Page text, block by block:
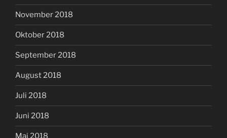
November 2018
Oktober 2018
September 2018
August 2018
Juli 2018
Juni 2018
Mai 2018